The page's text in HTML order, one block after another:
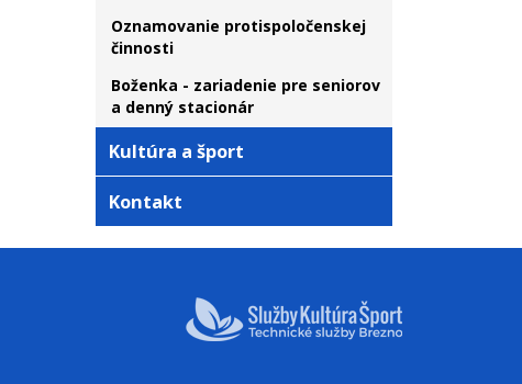
Oznamovanie protispoločenskej
činnosti
Boženka - zariadenie pre seniorov
a denný stacionár
Kultúra a šport
Kontakt